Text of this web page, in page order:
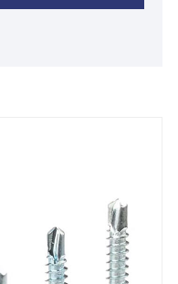
por um
É um tipo de